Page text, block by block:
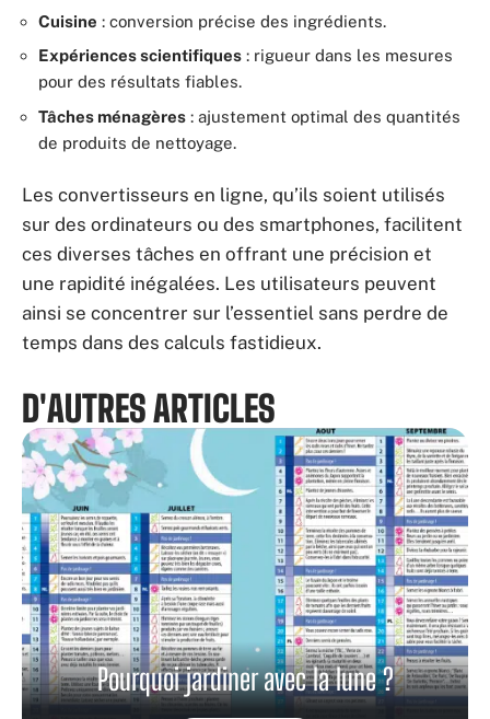
Cuisine : conversion précise des ingrédients.
Expériences scientifiques : rigueur dans les mesures
pour des résultats fiables.
Tâches ménagères : ajustement optimal des quantités
de produits de nettoyage.
Les convertisseurs en ligne, qu’ils soient utilisés
sur des ordinateurs ou des smartphones, facilitent
ces diverses tâches en offrant une précision et
une rapidité inégalées. Les utilisateurs peuvent
ainsi se concentrer sur l’essentiel sans perdre de
temps dans des calculs fastidieux.
D'AUTRES ARTICLES
Pourquoi jardiner avec la lune ?